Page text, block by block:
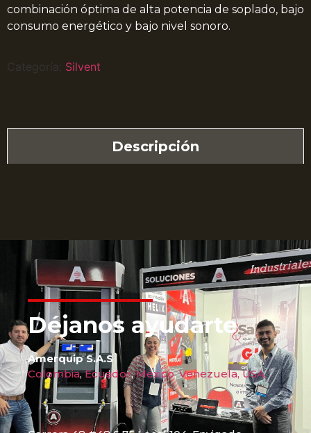
combinación óptima de alta potencia de soplado, bajo
consumo energético y bajo nivel sonoro.
Categoría: Silvent
Descripción
Déjanos ayudarte
Amerquip S.A.S
Colombia,Ecuador,México,Venezuela, USA.